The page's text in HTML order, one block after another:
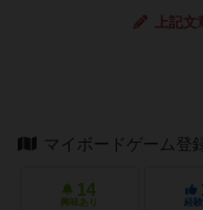
上記
マイボードゲーム登
14
興味あり 経験